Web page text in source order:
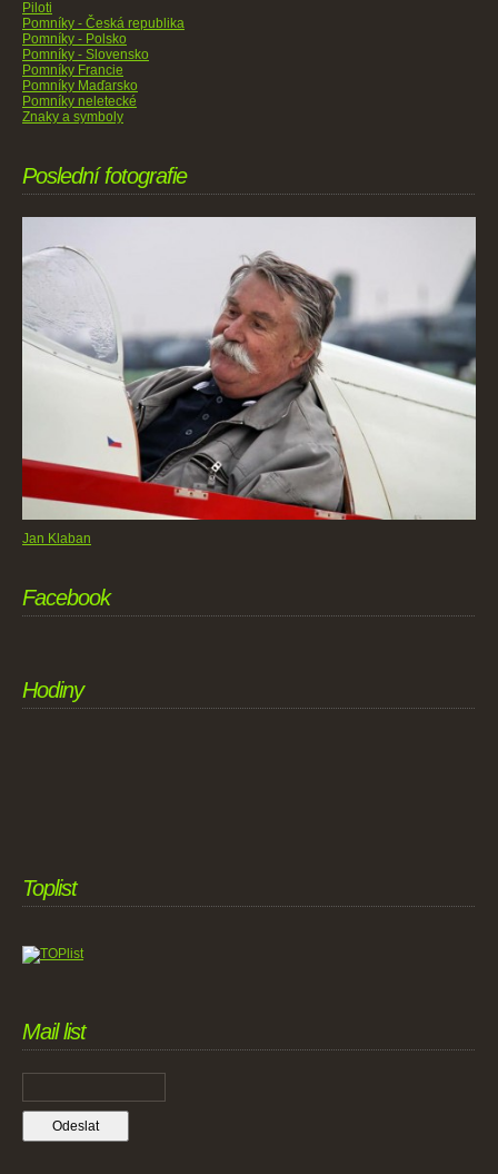
Piloti
Pomníky - Česká republika
Pomníky - Polsko
Pomníky - Slovensko
Pomníky Francie
Pomníky Maďarsko
Pomníky neletecké
Znaky a symboly
Poslední fotografie
Jan Klaban
Facebook
Hodiny
Toplist
Mail list